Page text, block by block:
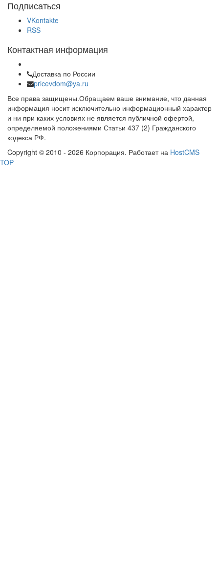
Подписаться
VKontakte
RSS
Контактная информация
Доставка по России
pricevdom@ya.ru
Все права защищены.Обращаем ваше внимание, что данная
информация носит исключительно информационный характер
и ни при каких условиях не является публичной офертой,
определяемой положениями Статьи 437 (2) Гражданского
кодекса РФ.
Copyright © 2010 - 2026 Корпорация. Работает на HostCMS
TOP